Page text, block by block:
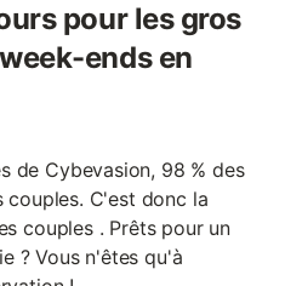
pour les gros
ends en
de Cybevasion, 98 % des
C'est donc la
couples . Prêts pour un
? Vous n'êtes qu'à